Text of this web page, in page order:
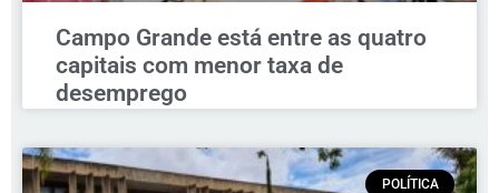
Campo Grande está entre as quatro
capitais com menor taxa de
desemprego
POLÍTICA